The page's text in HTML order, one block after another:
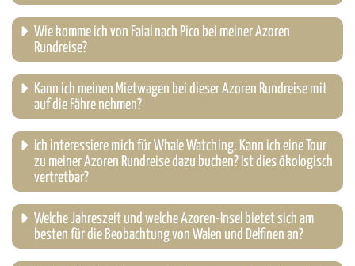
Wie komme ich von Faial nach Pico bei meiner Azoren
Rundreise?
Kann ich meinen Mietwagen bei dieser Azoren Rundreise mit
auf die Fähre nehmen?
Ich interessiere mich für Whale Watching. Kann ich eine Tour
zu meiner Azoren Rundreise dazu buchen? Ist dies ökologisch
vertretbar?
Welche Jahreszeit und welche Azoren-Insel bietet sich am
besten für die Beobachtung von Walen und Delfinen an?